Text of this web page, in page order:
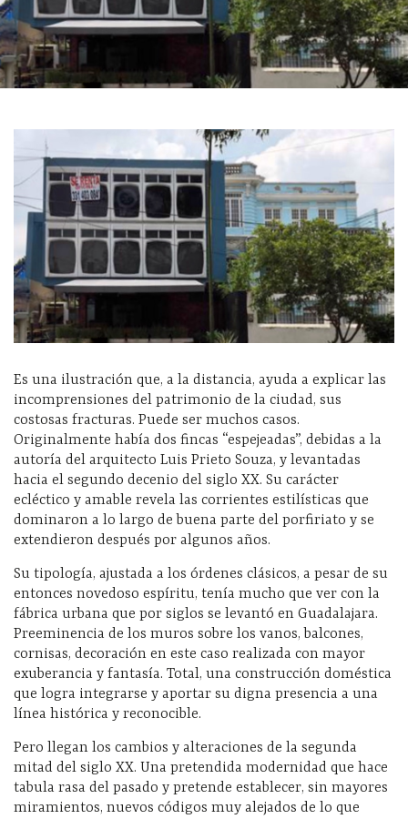
Es una ilustración que, a la distancia, ayuda a explicar las
incomprensiones del patrimonio de la ciudad, sus
costosas fracturas. Puede ser muchos casos.
Originalmente había dos fincas “espejeadas”, debidas a la
autoría del arquitecto Luis Prieto Souza, y levantadas
hacia el segundo decenio del siglo XX. Su carácter
ecléctico y amable revela las corrientes estilísticas que
dominaron a lo largo de buena parte del porfiriato y se
extendieron después por algunos años.
Su tipología, ajustada a los órdenes clásicos, a pesar de su
entonces novedoso espíritu, tenía mucho que ver con la
fábrica urbana que por siglos se levantó en Guadalajara.
Preeminencia de los muros sobre los vanos, balcones,
cornisas, decoración en este caso realizada con mayor
exuberancia y fantasía. Total, una construcción doméstica
que logra integrarse y aportar su digna presencia a una
línea histórica y reconocible.
Pero llegan los cambios y alteraciones de la segunda
mitad del siglo XX. Una pretendida modernidad que hace
tabula rasa del pasado y pretende establecer, sin mayores
miramientos, nuevos códigos muy alejados de lo que